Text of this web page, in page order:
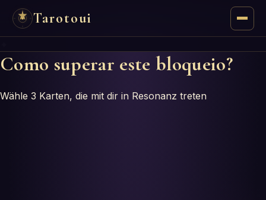
Tarotoui
Como superar este bloqueio?
Wähle 3 Karten, die mit dir in Resonanz treten